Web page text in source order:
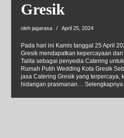
Gresik
oleh jagarasa April 25, 2024
Pada hari ini Kamis tanggal 25 April
Gresik mendapatkan kepercayaan
Talita sebagai penyedia Catering
Rumah Putih Wedding Kota Gresik
jasa Catering Gresik yang terpercaya,
hidangan prasmanan… Selengkapnya